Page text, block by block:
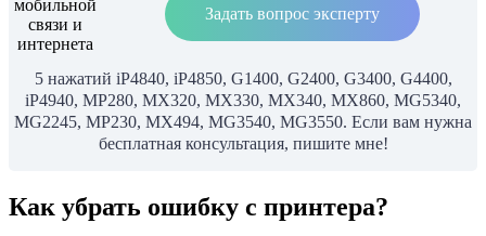
Задать вопрос эксперту
5 нажатий iP4840, iP4850, G1400, G2400, G3400, G4400,
iP4940, MP280, MX320, MX330, MX340, MX860, MG5340,
MG2245, MP230, MX494, MG3540, MG3550. Если вам нужна
бесплатная консультация, пишите мне!
Как убрать ошибку с принтера?